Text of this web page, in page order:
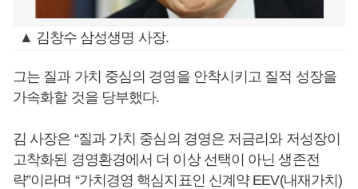
▲ 김창수 삼성생명 사장.
그는 질과 가치 중심의 경영을 안착시키고 질적 성장을
가속화할 것을 당부했다.
김 사장은 “질과 가치 중심의 경영은 저금리와 저성장이
고착화된 경영환경에서 더 이상 선택이 아닌 생존전
략”이라며 “가치경영 핵심지표인 신계약 EEV(내재가치)